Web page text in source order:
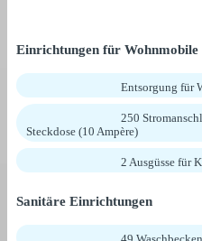
Einrichtungen für Wohnmobile
Entsorgung für
250
Steckdose (10 Ampère)
2 Ausgüsse für
Sanitäre Einrichtungen